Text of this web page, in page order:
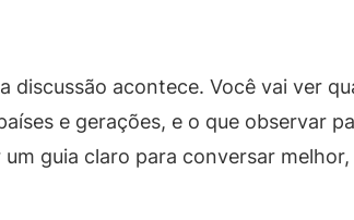
acontece. Você vai ver
e gerações, e o que observar
guia claro para conversar